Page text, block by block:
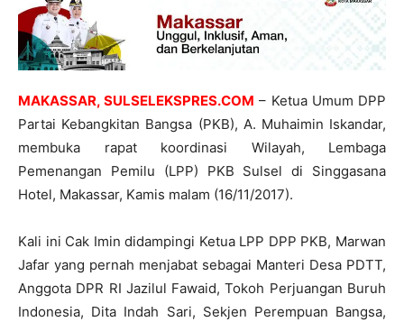
MAKASSAR, SULSELEKSPRES.COM – Ketua Umum DPP
Partai Kebangkitan Bangsa (PKB), A. Muhaimin Iskandar,
membuka rapat koordinasi Wilayah, Lembaga
Pemenangan Pemilu (LPP) PKB Sulsel di Singgasana
Hotel, Makassar, Kamis malam (16/11/2017).
Kali ini Cak Imin didampingi Ketua LPP DPP PKB, Marwan
Jafar yang pernah menjabat sebagai Manteri Desa PDTT,
Anggota DPR RI Jazilul Fawaid, Tokoh Perjuangan Buruh
Indonesia, Dita Indah Sari, Sekjen Perempuan Bangsa,